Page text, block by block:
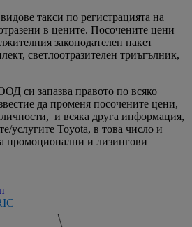
такси по регистрацията на
в цените. Посочените цени
законодателен пакет
светлоотразителен триъгълник,
си запазва правото по всяко
да променя посочените цени,
и всяка друга информация,
услугите Toyota, в това число и
промоционални и лизингови